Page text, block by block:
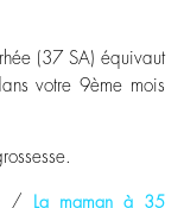
(37 SA) équivaut
votre 9ème mois
/
La maman à 35